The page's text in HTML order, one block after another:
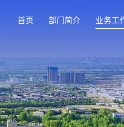
首页 部门简介 业务工